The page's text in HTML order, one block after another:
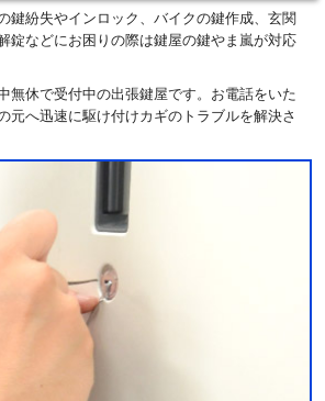
鍵紛失やインロック、バイクの鍵作成、玄関
錠などにお困りの際は鍵屋の鍵やま嵐が対応
無休で受付中の出張鍵屋です。お電話をいた
元へ迅速に駆け付けカギのトラブルを解決さ